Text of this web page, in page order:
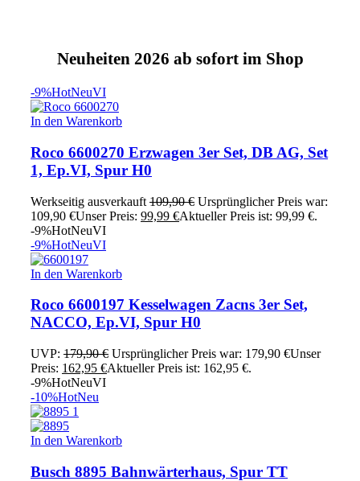
Neuheiten 2026 ab sofort im Shop
-9%HotNeuVI
In den Warenkorb
Roco 6600270 Erzwagen 3er Set, DB AG, Set
1, Ep.VI, Spur H0
Werkseitig ausverkauft 109,90€ Ursprünglicher Preis war:
109,90 €Unser Preis: 99,99 €Aktueller Preis ist: 99,99 €.
-9%HotNeuVI
-9%HotNeuVI
In den Warenkorb
Roco 6600197 Kesselwagen Zacns 3er Set,
NACCO, Ep.VI, Spur H0
UVP: 179,90€ Ursprünglicher Preis war: 179,90 €Unser
Preis: 162,95 €Aktueller Preis ist: 162,95 €.
-9%HotNeuVI
-10%HotNeu
In den Warenkorb
Busch 8895 Bahnwärterhaus, Spur TT